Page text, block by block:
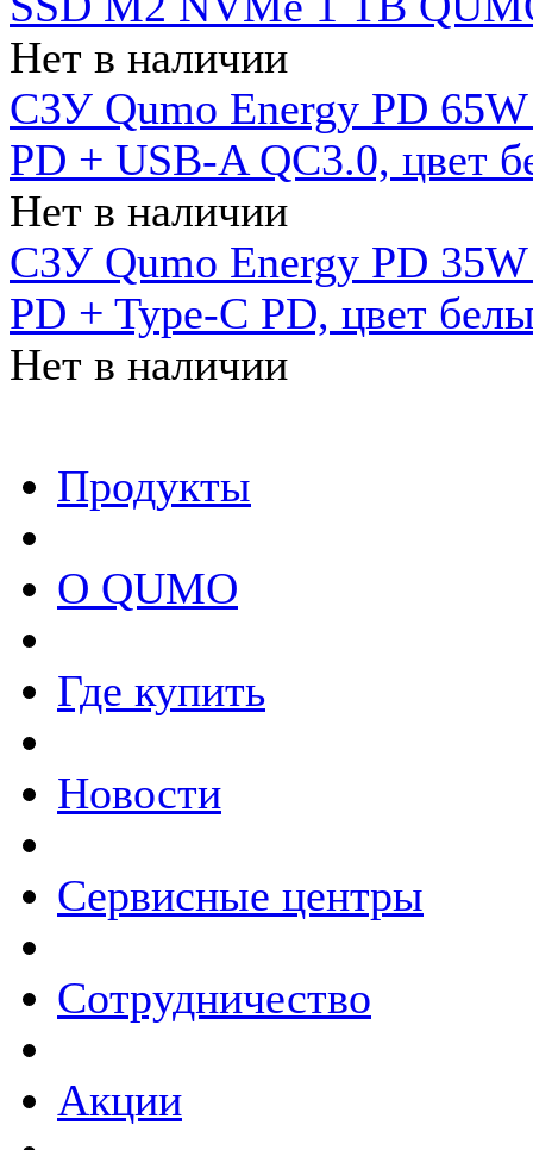
Нет в наличии
СЗУ Qumo Energy PD
PD + USB-A QC3.0, цвет
Нет в наличии
СЗУ Qumo Energy PD
PD + Type-C PD, цвет
Нет в наличии
Продукты
О QUMO
Где купить
Новости
Сервисные центры
Сотрудничество
Акции